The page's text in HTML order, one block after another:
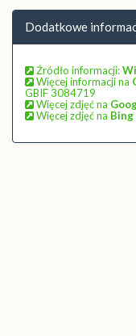
Dodatkowe
Źródło informacji:
Więcej informacji na
GBIF 3084719
Więcej zdjęć na
Więcej zdjęć na Bing